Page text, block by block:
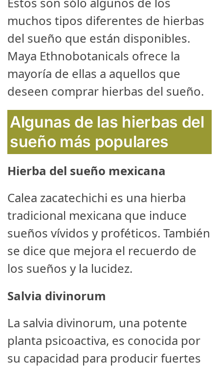
muchos tipos diferentes de hierbas
del sueño que están disponibles.
Maya Ethnobotanicals ofrece la
mayoría de ellas a aquellos que
deseen comprar hierbas del sueño.
Algunas de las hierbas del
sueño más populares
Hierba del sueño mexicana
Calea zacatechichi es una hierba
tradicional mexicana que induce
sueños vívidos y proféticos. También
se dice que mejora el recuerdo de
los sueños y la lucidez.
Salvia divinorum
La salvia divinorum, una potente
planta psicoactiva, es conocida por
su capacidad para producir fuertes